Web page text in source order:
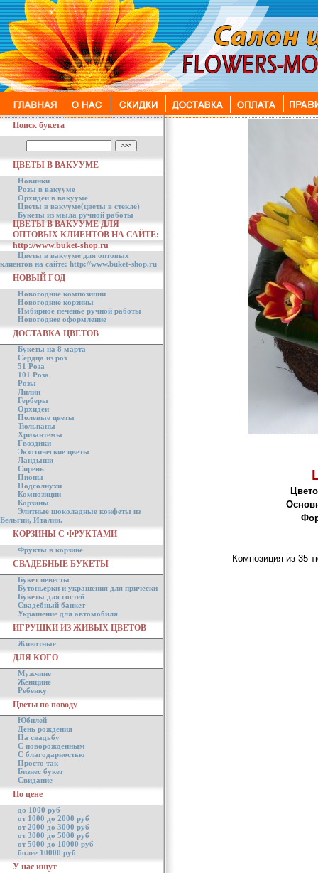
Поиск букета
ЦВЕТЫ В ВАКУУМЕ
Новинки
Розы в вакууме
Орхидеи в вакууме
Цветы в вакууме(цветы в стекле)
Букеты из мыла ручной работы
ЦВЕТЫ В ВАКУУМЕ ДЛЯ
ОПТОВЫХ КЛИЕНТОВ НА САЙТЕ:
http://www.buket-shop.ru
Цветы в вакууме для оптовых
клиентов на сайте: http://www.buket-shop.ru
НОВЫЙ ГОД
Новогодние композиции
Новогодние корзины
Имбирное печенье ручной работы
Новогоднее оформление
ДОСТАВКА ЦВЕТОВ
Букеты на 8 марта
Сердца из роз
51 Роза
101 Роза
Розы
Лилии
Герберы
Орхидеи
Полевые цветы
Тюльпаны
Хризантемы
Гвоздики
Экзотические цветы
Ландыши
Сирень
Пионы
Подсолнухи
Композиции
Корзины
Элитные шоколадные конфеты из
Бельгии, Италии.
КОРЗИНЫ С ФРУКТАМИ
Фрукты в корзине
СВАДЕБНЫЕ БУКЕТЫ
Букет невесты
Бутоньерки и украшения для прически
Букеты для гостей
Свадебный банкет
Украшение для автомобиля
ИГРУШКИ ИЗ ЖИВЫХ ЦВЕТОВ
Животные
ДЛЯ КОГО
Мужчине
Женщине
Ребенку
Цветы по поводу
Юбилей
День рождения
На свадьбу
С новорожденным
С благодарностью
Просто так
Бизнес букет
Свидание
По цене
до 1000 руб
от 1000 до 2000 руб
от 2000 до 3000 руб
от 3000 до 5000 руб
от 5000 до 10000 руб
более 10000 руб
У нас ищут
Композиция из 35